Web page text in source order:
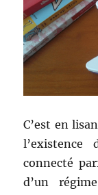
C’est en
l’existence
connecté
d’un